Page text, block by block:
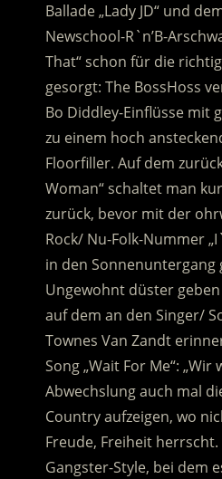
Ballade „Lady JD“ und
Newschool-R`n’B-
That“ schon für die
gesorgt: The BossHoss
Bo Diddley-Einflüsse mit
zu einem hoch
Floorfiller. Auf dem
Woman“ schaltet man
zurück, bevor mit der
Rock/ Nu-Folk-Nummer
in den Sonnenuntergang
Ungewohnt düster
auf dem an den Singer/
Townes Van Zandt
Song „Wait For Me“: „Wir
Abwechslung auch mal
Country aufzeigen, wo
Freude, Freiheit
Gangster-Style, bei dem